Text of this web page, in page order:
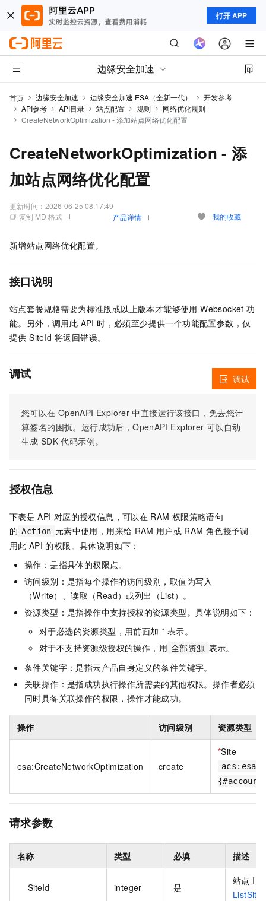
打开 APP
边缘安全加速
首页 边缘安全加速 边缘安全加速 ESA（全新一代）
开发参考
API参考
API目录 站点配置 规则
网络优化规则
CreateNetworkOptimization - 添加站点网络优化配置
CreateNetworkOptimization - 添
加站点网络优化配置
更新时间： 2026-06-25 08:17:49
复制 MD 格式
产品详情 我的收藏
新增站点网络优化配置。
接口说明
站点套餐规格需要为标准版或以上版本才能够使用 Websocket 功
能。另外，调用此 API 时，必须至少提供一个功能配置参数，仅
提供 SiteId 将返回错误。
调试
您可以在 OpenAPI Explorer 中直接运行该接口，免去您计
算签名的困扰。运行成功后，OpenAPI Explorer 可以自动
生成 SDK 代码示例。
调试
授权信息
下表是 API 对应的授权信息，可以在 RAM 权限策略语句
的 Action 元素中使用，用来给 RAM 用户或 RAM 角色授予调
用此 API 的权限。具体说明如下：
操作：是指具体的权限点。
访问级别：是指每个操作的访问级别，取值为写入
（Write）、读取（Read）或列出（List）。
资源类型：是指操作中支持授权的资源类型。具体说明如下：
对于必选的资源类型，用前面加 * 表示。
对于不支持资源级授权的操作，用 全部资源 表示。
条件关键字：是指云产品自身定义的条件关键字。
关联操作：是指成功执行操作所需要的其他权限。操作者必须
同时具备关联操作的权限，操作才能成功。
操作 访问级别 资源类型
esa:CreateNetworkOptimization create
*Site
请求参数
名称 类型 必填 描述
SiteId integer 是
站点 ID
ListSites